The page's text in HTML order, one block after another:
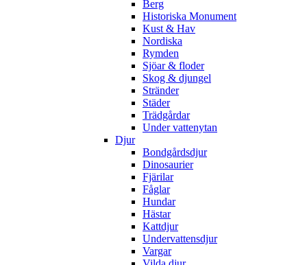
Berg
Historiska Monument
Kust & Hav
Nordiska
Rymden
Sjöar & floder
Skog & djungel
Stränder
Städer
Trädgårdar
Under vattenytan
Djur
Bondgårdsdjur
Dinosaurier
Fjärilar
Fåglar
Hundar
Hästar
Kattdjur
Undervattensdjur
Vargar